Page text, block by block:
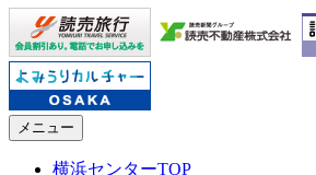
メニュー
横浜センターTOP